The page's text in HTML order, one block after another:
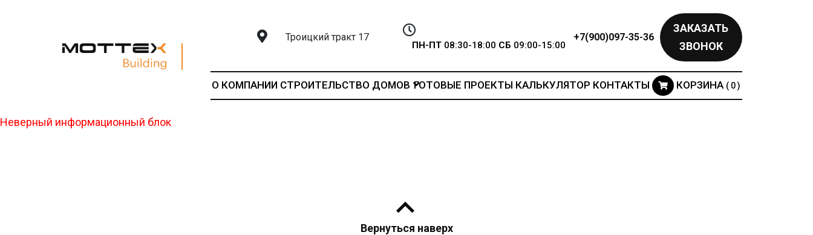
Троицкий тракт 17
ПН-ПТ 08:30-18:00 СБ 09:00-15:00
+7(900)097-35-36
ЗАКАЗАТЬ
ЗВОНОК
О КОМПАНИИ СТРОИТЕЛЬСТВО ДОМОВ ГОТОВЫЕ ПРОЕКТЫ КАЛЬКУЛЯТОР КОНТАКТЫ КОРЗИНА ( 0 )
Неверный информационный блок
Вернуться наверх